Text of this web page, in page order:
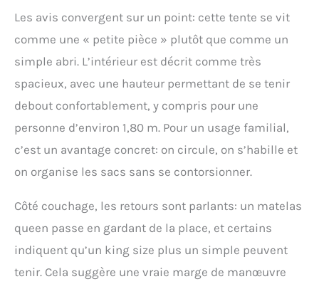
Les avis convergent sur un point: cette tente se vit
comme une « petite pièce » plutôt que comme un
simple abri. L’intérieur est décrit comme très
spacieux, avec une hauteur permettant de se tenir
debout confortablement, y compris pour une
personne d’environ 1,80 m. Pour un usage familial,
c’est un avantage concret: on circule, on s’habille et
on organise les sacs sans se contorsionner.
Côté couchage, les retours sont parlants: un matelas
queen passe en gardant de la place, et certains
indiquent qu’un king size plus un simple peuvent
tenir. Cela suggère une vraie marge de manœuvre